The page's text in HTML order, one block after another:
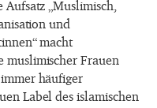
„Muslimisch,
und
macht
muslimischer Frauen
häufiger
Label des islamischen